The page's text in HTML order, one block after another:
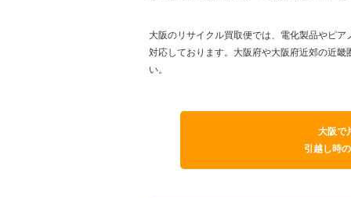
大阪のリサイクル買取便では、電化製品やピ
対応しております。大阪府や大阪府近郊の近
い。
大阪で
引越し時